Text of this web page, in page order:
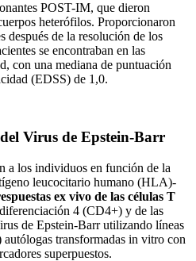
POST-IM, que dieron
heterófilos. Proporcionaron
después de la resolución de los
se encontraban en las
con una mediana de puntuación
(EDSS) de 1,0.
Virus de Epstein-Barr
a los individuos en función de la
leucocitario humano (HLA)-
ex vivo de las células T
4 (CD4+) y de las
de Epstein-Barr utilizando líneas
transformadas in vitro con
superpuestos.